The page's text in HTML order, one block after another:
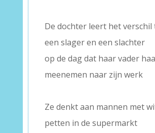
De dochter leert het verschil
een slager en een slachter
op de dag dat haar vader
meenemen naar zijn werk
Ze denkt aan mannen met
petten in de supermarkt